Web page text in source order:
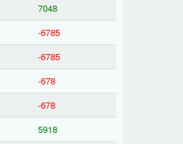
7048
-6785
-6785
-678
-678
5918